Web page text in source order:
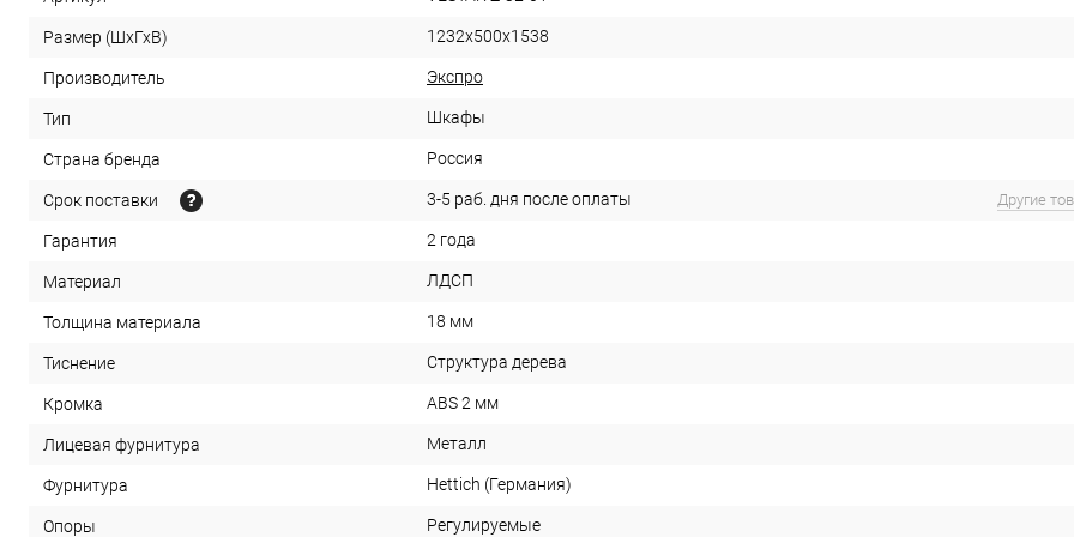
Размер (ШхГхВ) 1232х500х1538
Производитель Экспро
Тип Шкафы
Страна бренда Россия
Срок поставки 3-5 раб. дня после оплаты Другие
Гарантия 2 года
Материал ЛДСП
Толщина материала 18 мм
Тиснение Структура дерева
Кромка ABS 2 мм
Лицевая фурнитура Металл
Фурнитура Hettich (Германия)
Опоры Регулируемые